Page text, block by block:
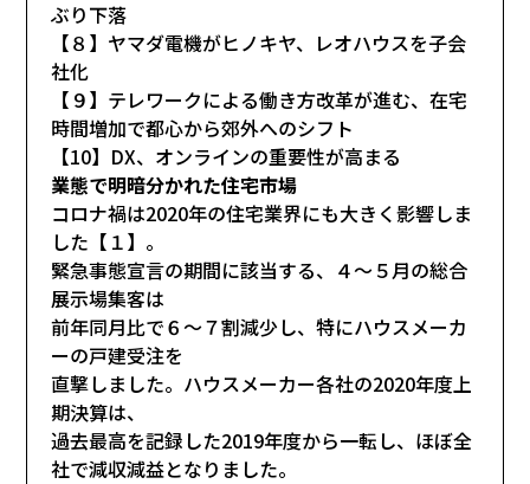
ぶり下落
【８】ヤマダ電機がヒノキヤ、レオハウスを子会
社化
【９】テレワークによる働き方改革が進む、在宅
時間増加で都心から郊外へのシフト
【10】DX、オンラインの重要性が高まる
業態で明暗分かれた住宅市場
コロナ禍は2020年の住宅業界にも大きく影響しま
した【１】。
緊急事態宣言の期間に該当する、４～５月の総合
展示場集客は
前年同月比で６～７割減少し、特にハウスメーカ
ーの戸建受注を
直撃しました。ハウスメーカー各社の2020年度上
期決算は、
過去最高を記録した2019年度から一転し、ほぼ全
社で減収減益となりました。